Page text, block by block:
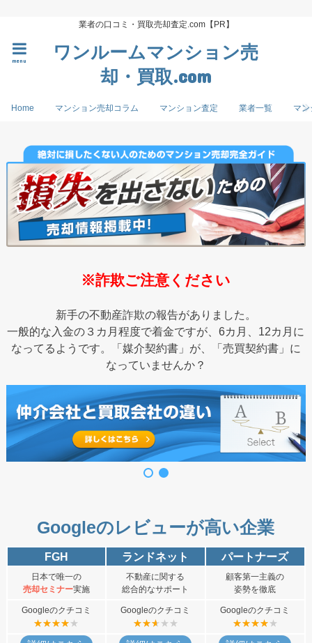
業者の口コミ・買取売却査定.com【PR】
ワンルームマンション売
却・買取.com
menu
Home マンション売却コラム マンション査定 業者一覧 マン
※詐欺ご注意ください
新手の不動産詐欺の報告がありました。
一般的な入金の３カ月程度で着金ですが、6カ月、12カ月に
なってるようです。「媒介契約書」が、「売買契約書」に
なっていませんか？
Googleのレビューが高い企業
FGH ランドネット パートナーズ
日本で唯一の
売却セミナー実施
不動産に関する
総合的なサポート
顧客第一主義の
姿勢を徹底
Googleのクチコミ Googleのクチコミ Googleのクチコミ